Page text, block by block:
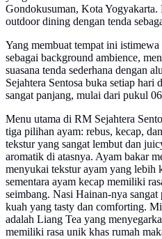
Gondokusuman, Kota Yogyakarta.
outdoor dining dengan tenda
Yang membuat tempat ini
sebagai background ambience,
suasana tenda sederhana dengan
Sejahtera Sentosa buka setiap hari
sangat panjang, mulai dari pukul
Menu utama di RM Sejahtera
tiga pilihan ayam: rebus, kecap,
tekstur yang sangat lembut dan
aromatik di atasnya. Ayam bakar
menyukai tekstur ayam yang lebih
sementara ayam kecap memiliki
seimbang. Nasi Hainan-nya sangat
kuah yang tasty dan comforting.
adalah Liang Tea yang
memiliki rasa unik khas rumah